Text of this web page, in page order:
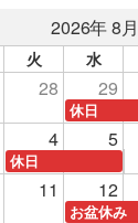
2026年 8月
火 水
28 29
休日
4 5
休日
11 12
お盆休み